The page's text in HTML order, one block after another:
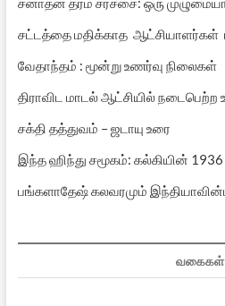
சட்டத்தை மதிக்காத ஆட்சியாளர்கள்
வேதாந்தம் : மூன்று உணர்வு நிலைகள்
திராவிட மாடல் ஆட்சியில்
சக்தி தத்துவம் – ஜடாயு உரை
இந்த ஹிந்து சமூகம்: கல்கியின்
பங்களாதேஷ் கலவரமும்
வகைகள்